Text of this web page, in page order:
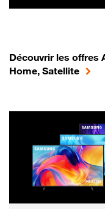
Découvrir les offres
Home, Satellite